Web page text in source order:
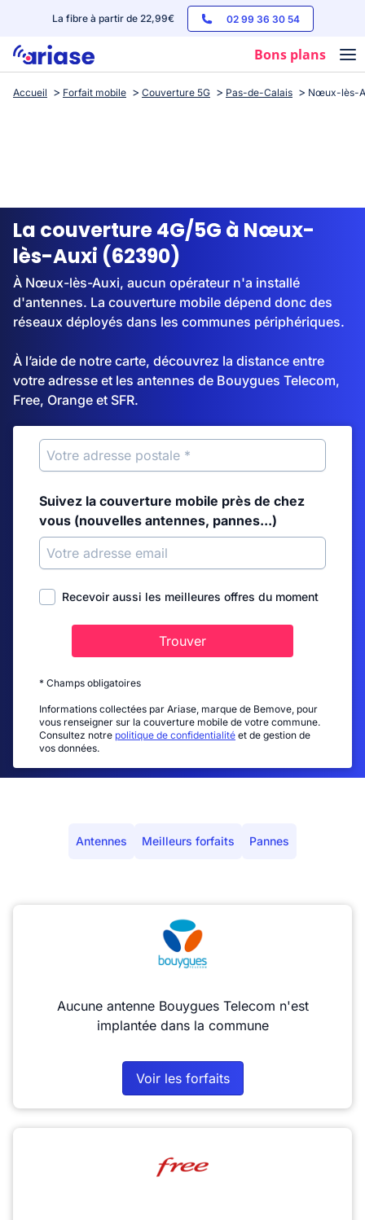
La fibre à partir de 22,99€ 02 99 36 30 54
Bons plans
Box internet
Streaming
Accueil Forfait mobile Couverture 5G Pas-de-Calais Nœux-lès-
La couverture 4G/5G à Nœux-
lès-Auxi (62390)
À Nœux-lès-Auxi, aucun opérateur n'a installé
d'antennes. La couverture mobile dépend donc des
réseaux déployés dans les communes périphériques.
À l’aide de notre carte, découvrez la distance entre
votre adresse et les antennes de Bouygues Telecom,
Free, Orange et SFR.
Suivez la couverture mobile près de chez
vous (nouvelles antennes, pannes...)
Recevoir aussi les meilleures offres du moment
Trouver
* Champs obligatoires
Informations collectées par Ariase, marque de Bemove, pour
vous renseigner sur la couverture mobile de votre commune.
Consultez notre politique de confidentialité et de gestion de
vos données.
Antennes Meilleurs forfaits Pannes
Aucune antenne Bouygues Telecom n'est
implantée dans la commune
Voir les forfaits